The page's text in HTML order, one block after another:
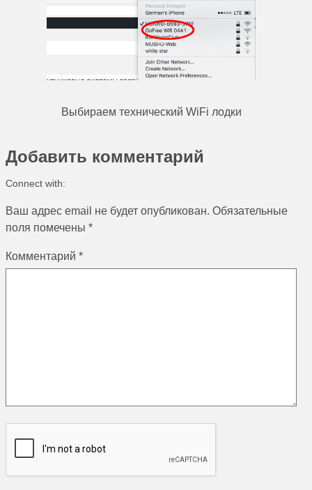
Выбираем технический WiFi лодки
Добавить комментарий
Connect with:
Ваш адрес email не будет опубликован. Обязательные
поля помечены*
Комментарий*